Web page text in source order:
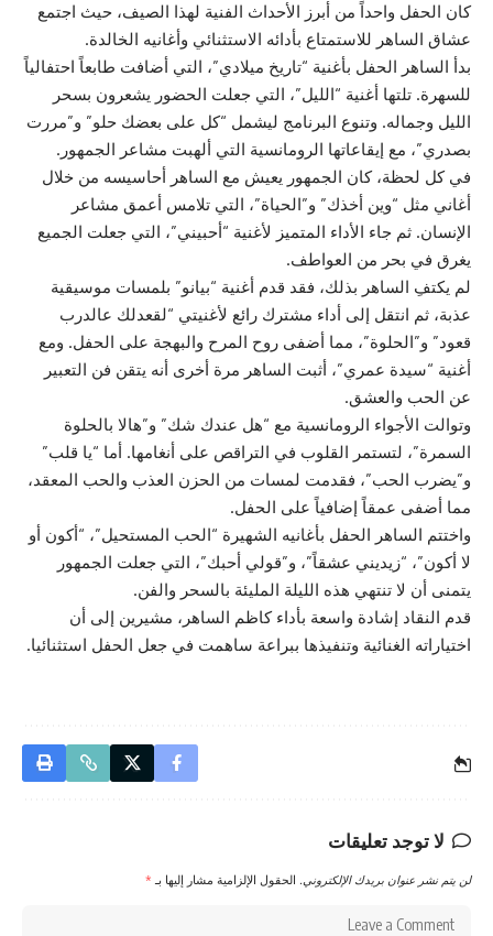
كان الحفل واحداً من أبرز الأحداث الفنية لهذا الصيف، حيث اجتمع
عشاق الساهر للاستمتاع بأدائه الاستثنائي وأغانيه الخالدة.
بدأ الساهر الحفل بأغنية “تاريخ ميلادي”، التي أضافت طابعاً احتفالياً
للسهرة. تلتها أغنية “الليل”، التي جعلت الحضور يشعرون بسحر
الليل وجماله. وتنوع البرنامج ليشمل “كل على بعضك حلو” و”مررت
بصدري”، مع إيقاعاتها الرومانسية التي ألهبت مشاعر الجمهور.
في كل لحظة، كان الجمهور يعيش مع الساهر أحاسيسه من خلال
أغاني مثل “وين أخذك” و”الحياة”، التي تلامس أعمق مشاعر
الإنسان. ثم جاء الأداء المتميز لأغنية “أحبيني”، التي جعلت الجميع
يغرق في بحر من العواطف.
لم يكتفِ الساهر بذلك، فقد قدم أغنية “بيانو” بلمسات موسيقية
عذبة، ثم انتقل إلى أداء مشترك رائع لأغنيتي “لقعدلك عالدرب
قعود” و”الحلوة”، مما أضفى روح المرح والبهجة على الحفل. ومع
أغنية “سيدة عمري”، أثبت الساهر مرة أخرى أنه يتقن فن التعبير
عن الحب والعشق.
وتوالت الأجواء الرومانسية مع “هل عندك شك” و”هالا بالحلوة
السمرة”، لتستمر القلوب في التراقص على أنغامها. أما “يا قلب”
و”يضرب الحب”، فقدمت لمسات من الحزن العذب والحب المعقد،
مما أضفى عمقاً إضافياً على الحفل.
واختتم الساهر الحفل بأغانيه الشهيرة “الحب المستحيل”، “أكون أو
لا أكون”، “زيديني عشقاً”، و”قولي أحبك”، التي جعلت الجمهور
يتمنى أن لا تنتهي هذه الليلة المليئة بالسحر والفن.
قدم النقاد إشادة واسعة بأداء كاظم الساهر، مشيرين إلى أن
اختياراته الغنائية وتنفيذها ببراعة ساهمت في جعل الحفل استثنائيا.
لا توجد تعليقات
لن يتم نشر عنوان بريدك الإلكتروني. الحقول الإلزامية مشار إليها بـ *